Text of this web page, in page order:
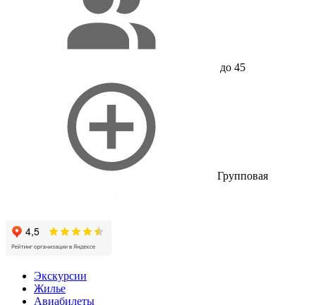
до 45
Групповая
Экскурсии
Жилье
Авиабилеты